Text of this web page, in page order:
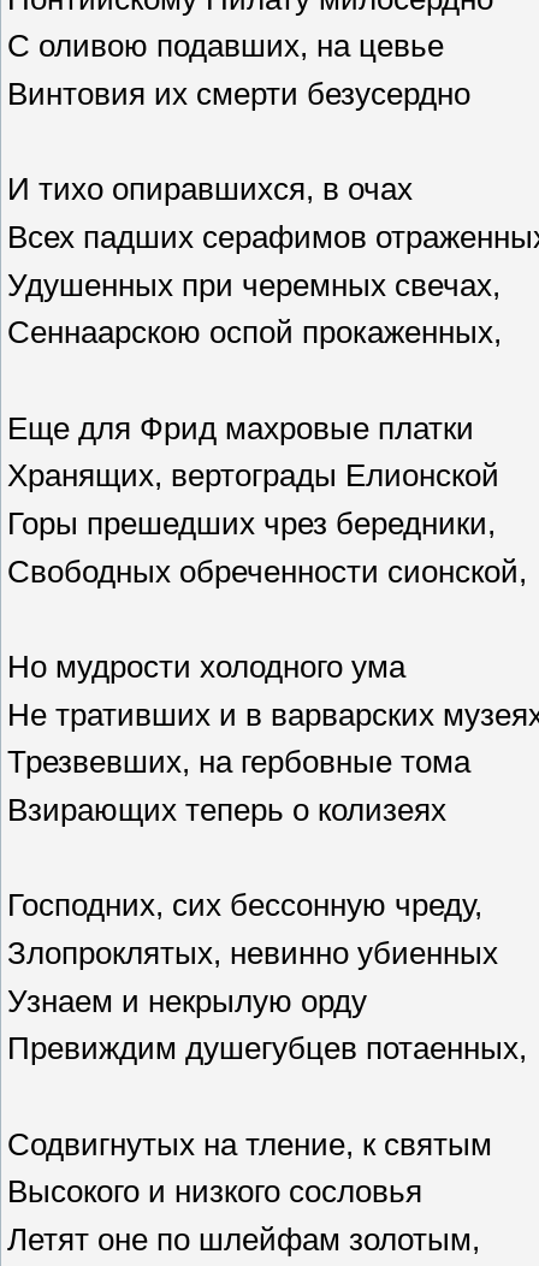
С оливою подавших, на цевье
Винтовия их смерти безусердно
И тихо опиравшихся, в очах
Всех падших серафимов
Удушенных при черемных свечах,
Сеннаарскою оспой прокаженных,
Еще для Фрид махровые платки
Хранящих, вертограды Елионской
Горы прешедших чрез бередники,
Свободных обреченности сионской,
Но мудрости холодного ума
Не тративших и в варварских
Трезвевших, на гербовные тома
Взирающих теперь о колизеях
Господних, сих бессонную чреду,
Злопроклятых, невинно убиенных
Узнаем и некрылую орду
Превиждим душегубцев потаенных,
Содвигнутых на тление, к святым
Высокого и низкого сословья
Летят оне по шлейфам золотым,